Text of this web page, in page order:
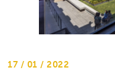
17 / 01 / 2022